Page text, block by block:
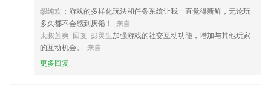
6.学习，学习已报名课程，有课程学习、笔记管理、课后测验、课程评
679游戏登录更新了什么?
坐标点击：有些控件没有文字也没有ID，此时可以通过输入控件的坐标来
缪纯欢 ：游戏的多样化玩法和任务系统让我一直觉得新鲜，无论玩
多久都不会感到厌倦！
来自
太叔莲爽 回复 彭灵生加强游戏的社交互动功能，增加与其他玩家
的互动机会。
来自
更多回复